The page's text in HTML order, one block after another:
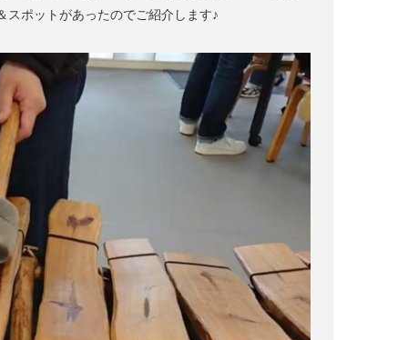
スポットがあったのでご紹介します♪